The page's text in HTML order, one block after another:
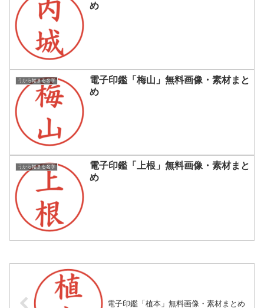
め
うから始まる名字
電子印鑑「梅山」無料画像・素材まと
め
うから始まる名字
電子印鑑「上根」無料画像・素材まと
め
電子印鑑「植本」無料画像・素材まとめ